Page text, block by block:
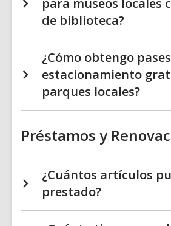
para museos locales
de biblioteca?
¿Cómo obtengo
estacionamiento
parques locales?
Préstamos y
¿Cuántos artículos
prestado?